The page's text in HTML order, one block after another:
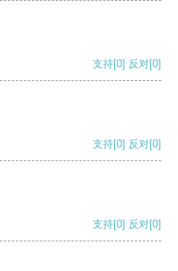
支持[0] 反对[0]
支持[0] 反对[0]
支持[0] 反对[0]